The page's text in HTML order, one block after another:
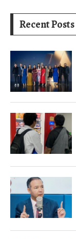
Recent Posts